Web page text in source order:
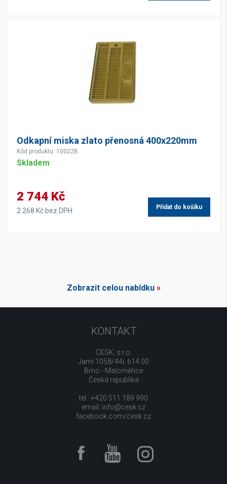
Odkapní miska zlato přenosná 400x220mm
Kód produktu: 10022B
Skladem
2 744 Kč
2 268 Kč bez DPH Přidat do košíku
Zobrazit celou nabídku»
KONTAKT
CESK, s.r.o.
Jarní 1058/44i, 614 00
Brno - Maloměřice
Česká republika
tel.: +420 511 189 990
email: info@cesk.cz
facebook.com/cesk.cz